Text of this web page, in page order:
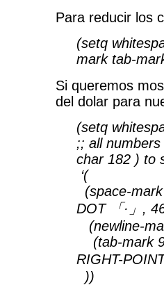
Para reducir los
(setq
mark tab-
Si queremos
del dolar para
(setq
;; all
char 182 ) to
‘(
(space-
DOT 「·」,
(newline-
(tab-mark 9
RIGHT-
))